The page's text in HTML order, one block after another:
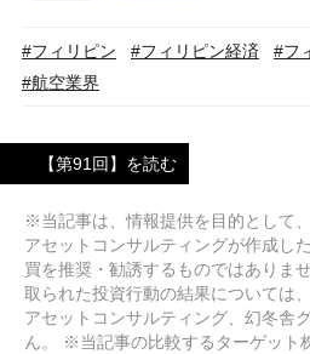
#フィリピン #フィリピン経済
#フ
#航空業界
【第91回】を読む
※当記事は、情報提供を目的として
アセットコンサルティングが作成し
買を推奨・勧誘するものではありま
取られた投資行動の結果については
アセットコンサルティング、幻冬舎
ん。 ※当記事の比較するターゲット